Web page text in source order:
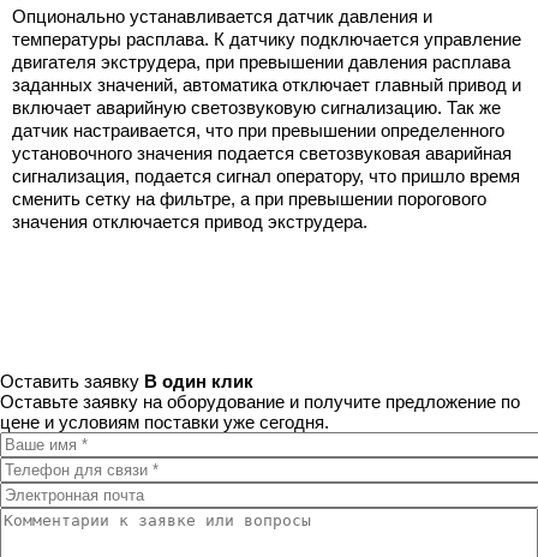
Опционально устанавливается датчик давления и
температуры расплава. К датчику подключается управление
двигателя экструдера, при превышении давления расплава
заданных значений, автоматика отключает главный привод и
включает аварийную светозвуковую сигнализацию. Так же
датчик настраивается, что при превышении определенного
установочного значения подается светозвуковая аварийная
сигнализация, подается сигнал оператору, что пришло время
сменить сетку на фильтре, а при превышении порогового
значения отключается привод экструдера.
Оставить заявку В один клик
Оставьте заявку на оборудование и получите предложение по
цене и условиям поставки уже сегодня.
Ваше имя*
Телефон для связи
Электронная почта
Комментарии к заявке или вопросы